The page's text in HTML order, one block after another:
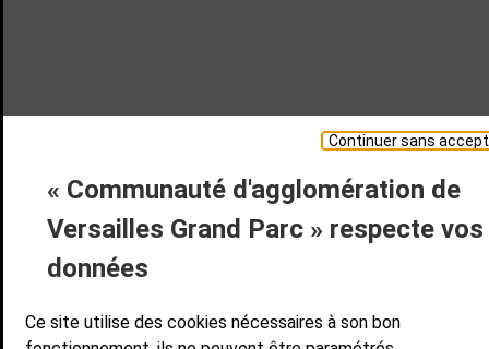
Continuer sans
« Communauté d'agglomération de
Versailles Grand Parc » respecte vos
données
Ce site utilise des cookies nécessaires à son bon